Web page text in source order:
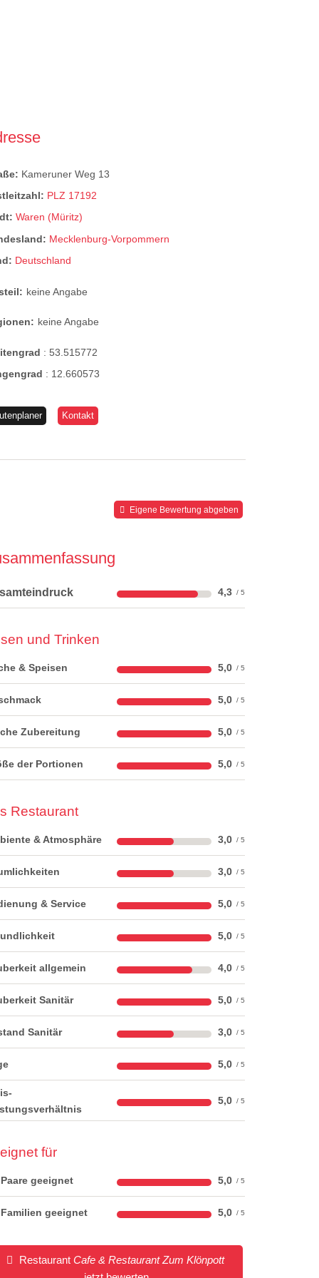
Kameruner Weg 13
PLZ 17192
Waren (Müritz)
Mecklenburg-Vorpommern
Deutschland
keine Angabe
keine Angabe
:53.515772
: 12.660573
Kontakt
Eigene Bewertung abgeben
4,3
und Trinken
& Speisen 5,0
5,0
Zubereitung 5,0
der Portionen 5,0
Restaurant
& Atmosphäre 3,0
3,0
& Service 5,0
5,0
allgemein 4,0
Sanitär 5,0
Sanitär 3,0
5,0
5,0
für
geeignet 5,0
geeignet 5,0
Restaurant Cafe & Restaurant Zum Klönpott